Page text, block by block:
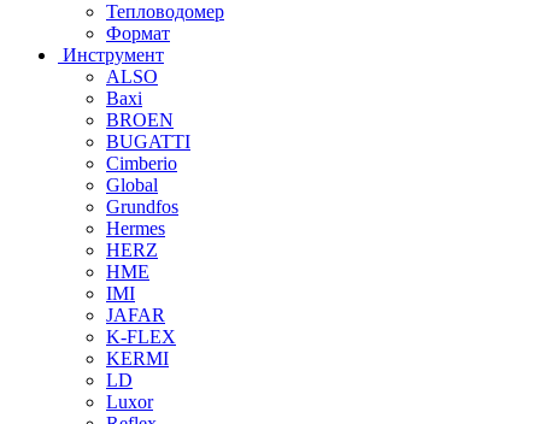
Тепловодомер
Формат
Инструмент
ALSO
Baxi
BROEN
BUGATTI
Cimberio
Global
Grundfos
Hermes
HERZ
HME
IMI
JAFAR
K-FLEX
KERMI
LD
Luxor